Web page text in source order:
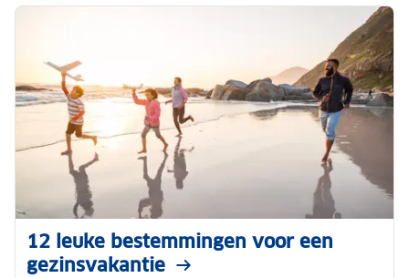
12 leuke bestemmingen voor een
gezinsvakantie